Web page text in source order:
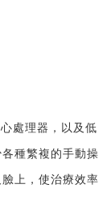
處理器，以及低
種繁複的手動操
上，使治療效率